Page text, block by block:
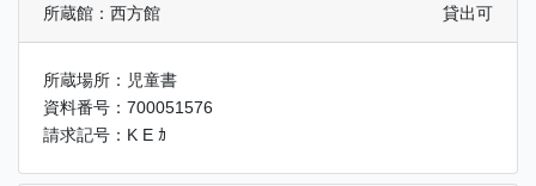
所蔵館：西方館 貸出可
所蔵場所：児童書
資料番号：700051576
請求記号：K E ｶ